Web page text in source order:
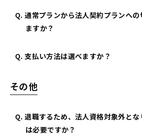
Q. 通常プランから法人契約プランへの
ますか？
Q. 支払い方法は選べますか？
その他
Q. 退職するため、法人資格対象外とな
は必要ですか？